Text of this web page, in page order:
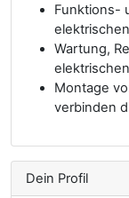
Funktions-
Wartung,
Montage
verbinden
Dein Profil